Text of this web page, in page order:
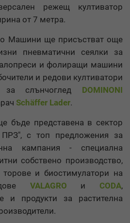
режещ култиватор
от 7 метра.
Машини ще присъстват още
пневматични сеялки за
и фолиращи машини
и редови култиватори
слънчоглед DOMINONI
Schäffer Lader.
бъде представена в сектор
с топ предложения за
кампания - специална
собствено производство,
и биостимулатори на
VALAGRO и CODA,
и продукти за растителна